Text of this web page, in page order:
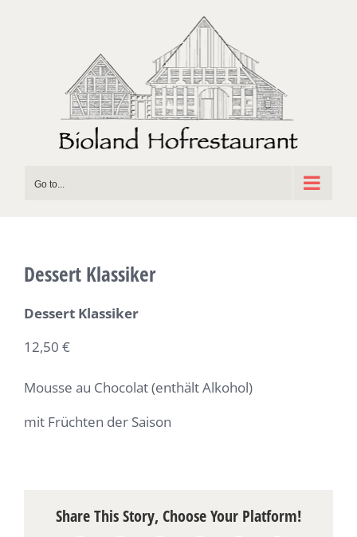
Go to...
Dessert Klassiker
Dessert Klassiker
12,50 €
Mousse au Chocolat (enthält Alkohol)
mit Früchten der Saison
Share This Story, Choose Your Platform!